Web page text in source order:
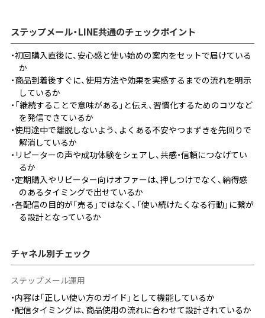
ステップメール・LINE共通のチェックポイント
初回購入直後に、安心感と使い始めの案内をセットで届けている
か
商品到着後すぐに、使用方法や効果を実感するまでの流れを明示
しているか
「継続することで意味がある」と伝え、習慣化するためのコツなど
を発信できているか
使用途中で離脱しないよう、よくある不安やつまずきを先回りで
解消しているか
リピーターの声や成功体験をシェアし、共感・信頼につなげてい
るか
定期購入やリピーター向けオファーは、押しつけでなく、納得感
のあるタイミングで出せているか
各配信の目的が「売る」ではなく、「使い続けたくなる行動」に繋が
る設計となっているか
チャネル別チェック
ステップメール運用
内容は「正しい使い方のガイド」として機能しているか
配信タイミングは、商品使用の流れに合わせて設計されているか